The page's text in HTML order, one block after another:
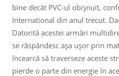
bine decât PVC-ul obișnuit,
International din anul trecut.
Datorită acestei armări
se răspândesc așa ușor prin
încearcă să traverseze aceste
pierde o parte din energie în